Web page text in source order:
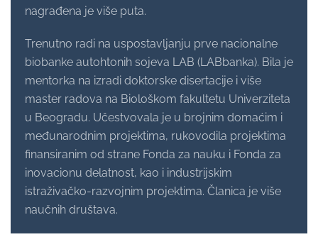
nagrađena je više puta.
Trenutno radi na uspostavljanju prve nacionalne
biobanke autohtonih sojeva LAB (LABbanka). Bila je
mentorka na izradi doktorske disertacije i više
master radova na Biološkom fakultetu Univerziteta
u Beogradu. Učestvovala je u brojnim domaćim i
međunarodnim projektima, rukovodila projektima
finansiranim od strane Fonda za nauku i Fonda za
inovacionu delatnost, kao i industrijskim
istraživačko-razvojnim projektima. Članica je više
naučnih društava.